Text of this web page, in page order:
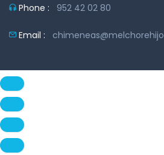
Phone : 952 42 02 80
Email :